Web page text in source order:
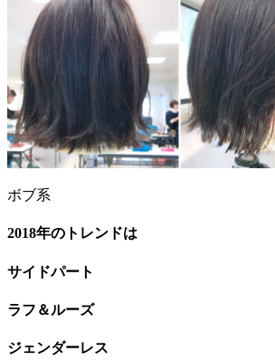
ボブ系
2018年のトレンドは
サイドパート
ラフ＆ルーズ
ジェンダーレス